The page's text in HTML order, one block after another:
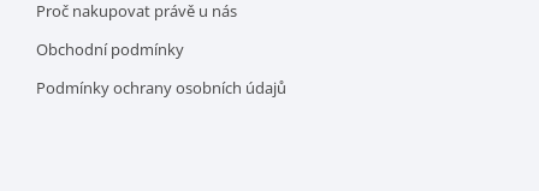
Proč nakupovat právě u nás
Obchodní podmínky
Podmínky ochrany osobních údajů